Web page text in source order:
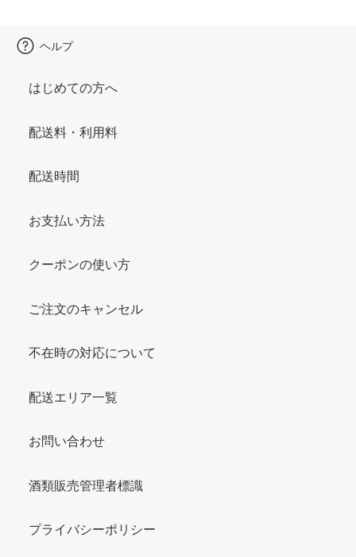
ヘルプ
はじめての方へ
配送料・利用料
配送時間
お支払い方法
クーポンの使い方
ご注文のキャンセル
不在時の対応について
配送エリア一覧
お問い合わせ
酒類販売管理者標識
プライバシーポリシー